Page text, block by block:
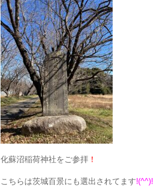
化蘇沼稲荷神社をご参拝 ！
こちらは茨城百景にも選出されてます!(^^)!